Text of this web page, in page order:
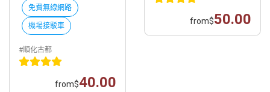
免費無線網路
機場接駁車
#順化古都
from$40.00
from$50.00